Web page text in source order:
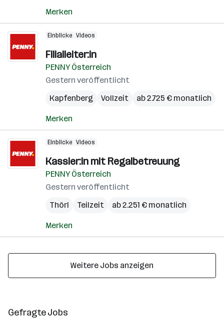
Merken
Einblicke Videos
Filialleiter:in
PENNY Österreich
Gestern veröffentlicht
Kapfenberg
Vollzeit ab 2.725 € monatlich
Merken
Einblicke Videos
Kassier:in mit Regalbetreuung
PENNY Österreich
Gestern veröffentlicht
Thörl
Teilzeit ab 2.251 € monatlich
Merken
Weitere Jobs anzeigen
Gefragte Jobs